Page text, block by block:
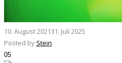
10. August 202131. Juli 2025
Posted by Stein
05